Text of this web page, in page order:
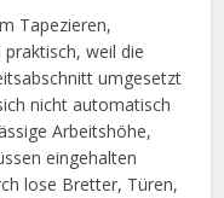
Tapezieren,
weil die
umgesetzt
nicht automatisch
Arbeitshöhe,
eingehalten
lose Bretter, Türen,